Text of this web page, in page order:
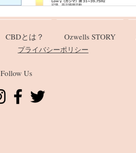
CBDとは？ Ozwells STORY
​プライバシーポリシー
Follow Us